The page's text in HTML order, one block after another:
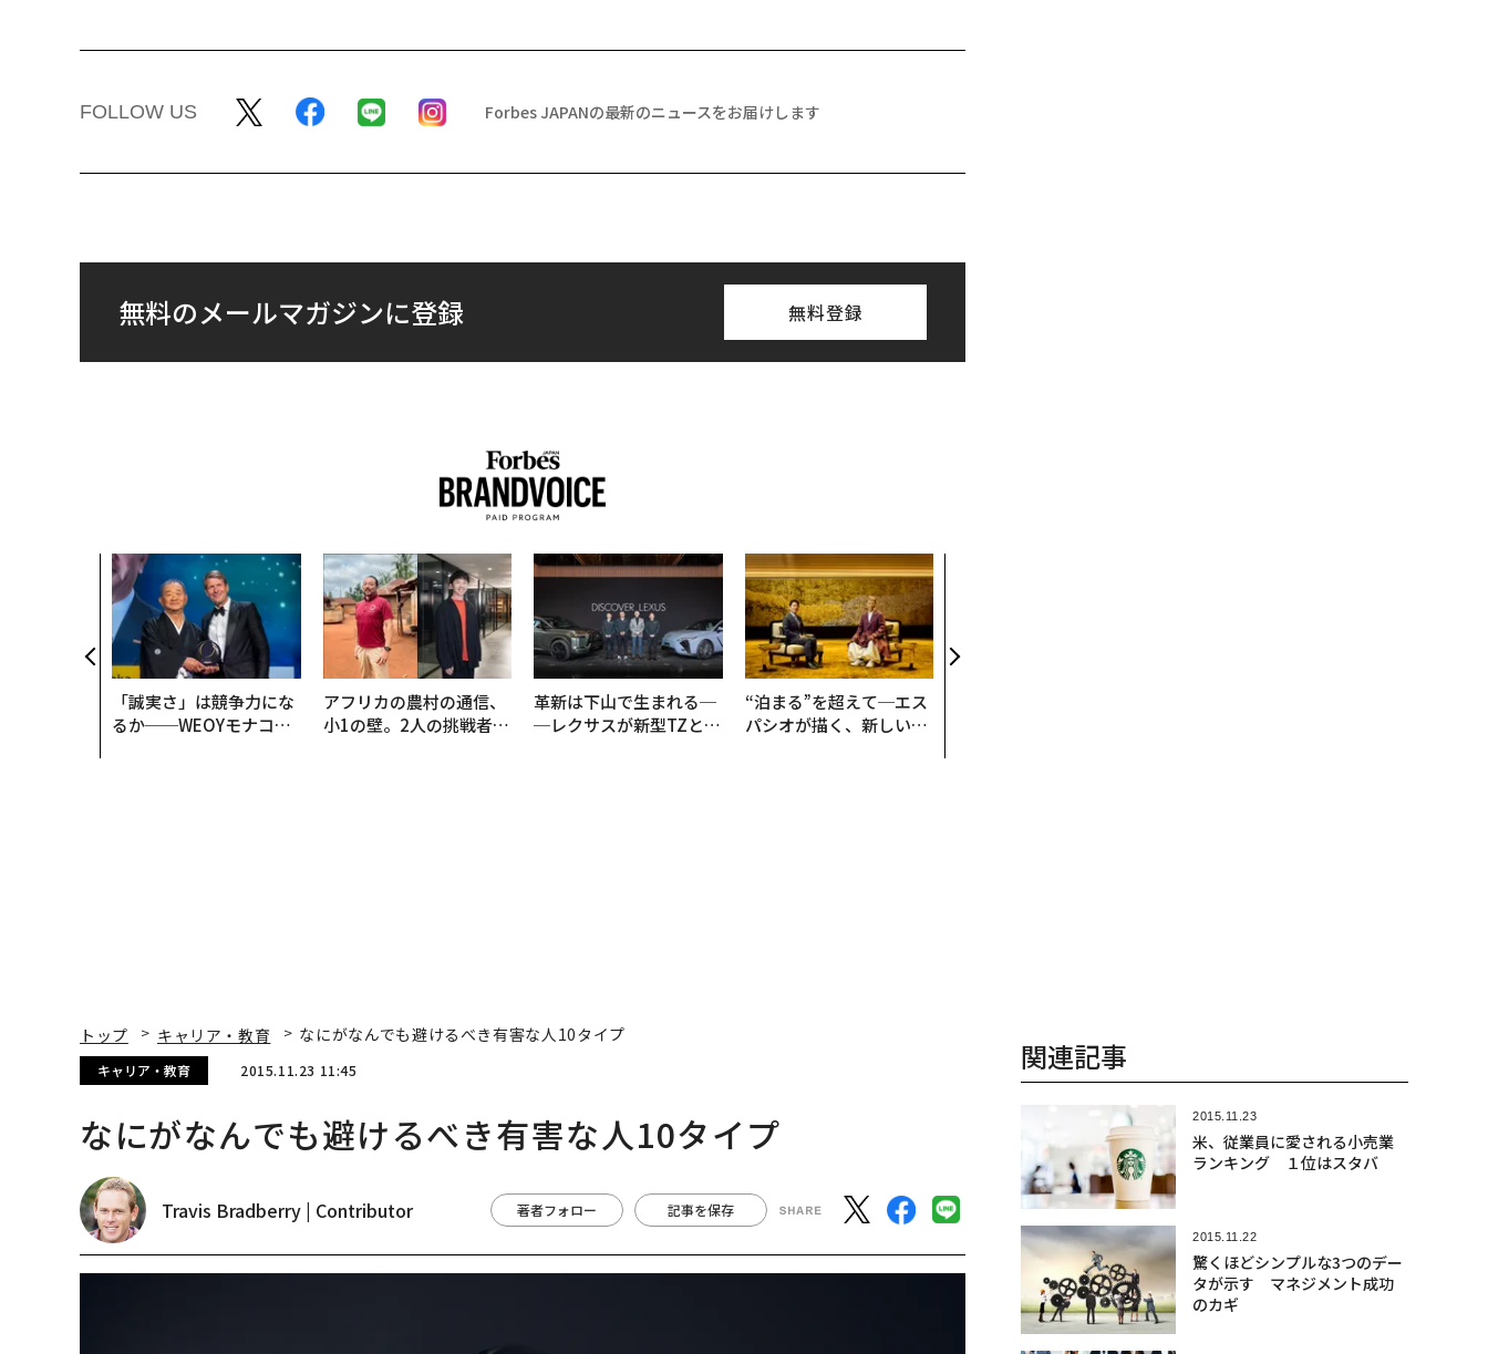
FOLLOW US Forbes JAPANの最新のニュースをお届けします
無料のメールマガジンに登録 無料登録
「誠実さ」は競争力にな
るか──WEOYモナコで
アフリカの農村の通信、
小1の壁。2人の挑戦者が
革新は下山で生まれる─
─レクサスが新型TZとE
“泊まる”を超えて─エス
パシオが描く、新しい日
ビジネス×PwC】
トップ キャリア・教育 なにがなんでも避けるべき有害な人10タイプ
キャリア・教育 2015.11.23 11:45
なにがなんでも避けるべき有害な人10タイプ
Travis Bradberry | Contributor 著者フォロー 記事を保存
関連記事
2015.11.23
米、従業員に愛される小売業
ランキング １位はスタバ
2015.11.22
驚くほどシンプルな3つのデー
タが示す マネジメント成功
のカギ